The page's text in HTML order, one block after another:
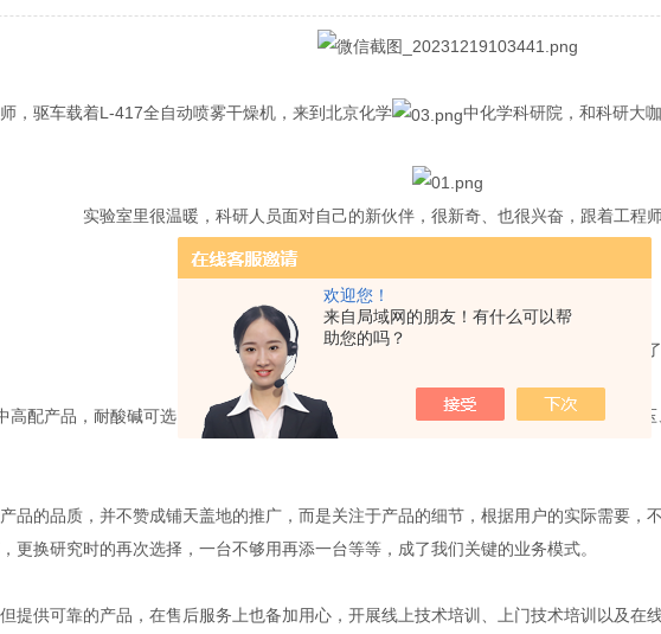
欢迎您！
来自局域网的朋友！有什么可以帮
助您的吗？
，驱车载着L-417全自动喷雾干燥机，来到北京化学
中化学科研院，和科研大
实验室里很温暖，科研人员面对自己的新伙伴，很新奇、也很兴奋，跟着工程
全套系统安装完毕，大家热烈的讨论着，学习着，很快掌握了
高配产品，耐酸碱可选，智能一键开机、一键关机，中英文操作界面，系统自动监测风
品的品质，并不赞成铺天盖地的推广，而是关注于产品的细节，根据用户的实际需要
更换研究时的再次选择，一台不够用再添一台等等，成了我们关键的业务模式。
提供可靠的产品，在售后服务上也备加用心，开展线上技术培训、上门技术培训以及